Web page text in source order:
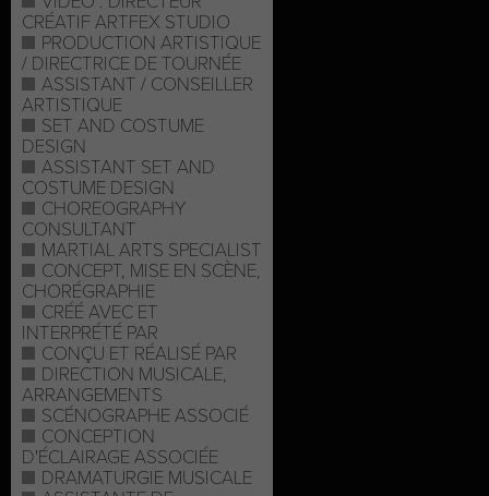
CRÉATIF ARTFEX STUDIO
PRODUCTION ARTISTIQUE
/ DIRECTRICE DE TOURNÉE
ASSISTANT / CONSEILLER
ARTISTIQUE
SET AND COSTUME
DESIGN
ASSISTANT SET AND
COSTUME DESIGN
CHOREOGRAPHY
CONSULTANT
MARTIAL ARTS SPECIALIST
CONCEPT, MISE EN SCÈNE,
CHORÉGRAPHIE
CRÉÉ AVEC ET
INTERPRÉTÉ PAR
CONÇU ET RÉALISÉ PAR
DIRECTION MUSICALE,
ARRANGEMENTS
SCÉNOGRAPHE ASSOCIÉ
CONCEPTION
D'ÉCLAIRAGE ASSOCIÉE
DRAMATURGIE MUSICALE